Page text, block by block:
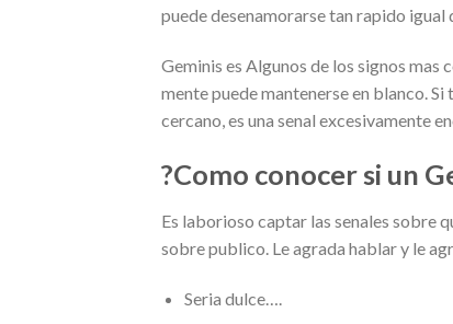
puede desenamorarse tan rapido igual
Geminis es Algunos de los signos
mente puede mantenerse en blanco.
cercano, es una senal excesivamente
?Como conocer si un
Es laborioso captar las senales sobre
sobre publico. Le agrada hablar y le
Seri­a dulce….